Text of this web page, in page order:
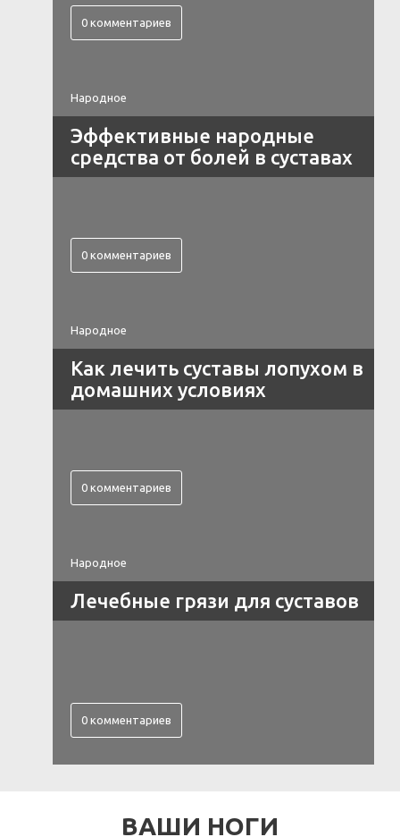
0 комментариев
Народное
Эффективные народные
средства от болей в суставах
0 комментариев
Народное
Как лечить суставы лопухом в
домашних условиях
0 комментариев
Народное
Лечебные грязи для суставов
0 комментариев
ВАШИ НОГИ